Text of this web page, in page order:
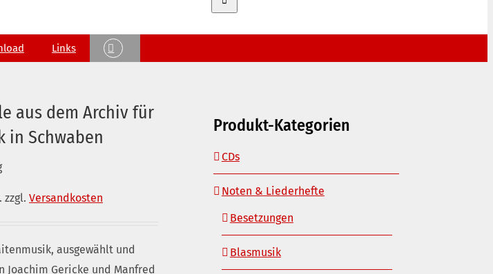
Links
aus dem Archiv für
in Schwaben
zzgl. Versandkosten
ausgewählt und
Joachim Gericke und Manfred
Produkt-Kategorien
CDs
Noten & Liederhefte
Besetzungen
Blasmusik